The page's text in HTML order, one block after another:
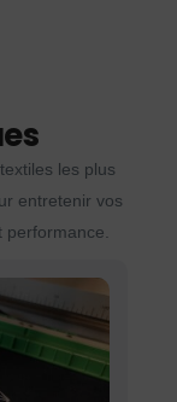
les plus
entretenir vos
performance.